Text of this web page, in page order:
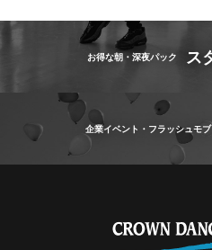
お得な朝・深夜パック ス
企業イベント・フラッシュモ